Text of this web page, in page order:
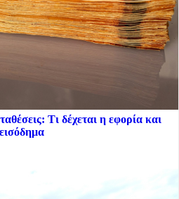
Τι δέχεται η εφορία και